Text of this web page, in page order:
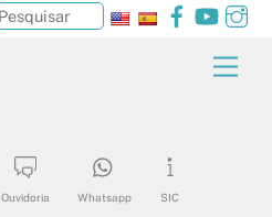
Facebook
Ouvidoria Whatsapp SIC
Pesquisar